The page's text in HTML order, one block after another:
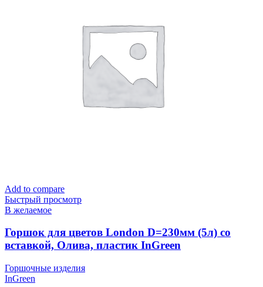
Add to compare
Быстрый просмотр
В желаемое
Горшок для цветов London D=230мм (5л) со
вставкой, Олива, пластик InGreen
Горшочные изделия
InGreen